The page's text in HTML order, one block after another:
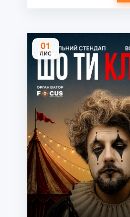
01
ЛИС